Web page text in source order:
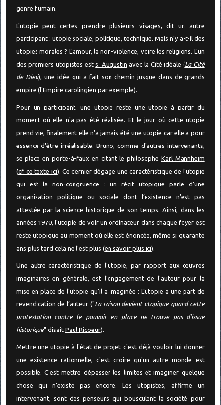
genre humain.
L'utopie peut certes prendre plusieurs visages, dit un autre
participant : utopie sociale, politique, technique. Mais n'y a-t-il des
utopies morales ? L'amour, la non-violence, voire les religions. L'un
des premiers utopistes ests. Augustin avec la Cité idéale (La Cité
de Dieu), une idée qui a fait son chemin jusque dans de grands
empire (l'Empire carolingien par exemple).
Pour un participant, une utopie reste une utopie à partir du
moment où elle n'a pas été réalisée. Et le jour où cette utopie
prend vie, finalement elle n'a jamais été une utopie car elle a pour
essence d'être irréalisable. Bruno, comme d'autres intervenants,
se place en porte-à-faux en citant le philosophe Karl Mannheim
(cf. ce texte ici). Ce dernier dégage une caractéristique de l'utopie
qui est la non-congruence : un récit utopique parle d’une
organisation politique ou sociale dont l’existence n'est pas
attestée par la science historique de son temps. Ainsi, dans les
années 1970, l'utopie de voir un ordinateur dans chaque foyer est
reste utopique au moment où elle est énoncée, même si quarante
ans plus tard cela ne l'est plus (en savoir plus ici).
Une autre caractéristique de l'utopie, par rapport aux œuvres
imaginaires en générale, est l'engagement de l'auteur pour la
mise en place de l'utopie qu'il a imaginée : L’utopie a une part de
revendication de l’auteur ("La raison devient utopique quand cette
protestation contre le pouvoir en place ne trouve pas d’issue
historique" disait Paul Ricoeur).
Mettre une utopie à l'état de projet c'est déjà vouloir lui donner
une existence rationnelle, c'est croire qu'un autre monde est
possible. C'est mettre dépasser les limites et imaginer quelque
chose qui n'existe pas encore. Les utopistes, affirme un
intervenant, sont des penseurs qui bousculent la société pour